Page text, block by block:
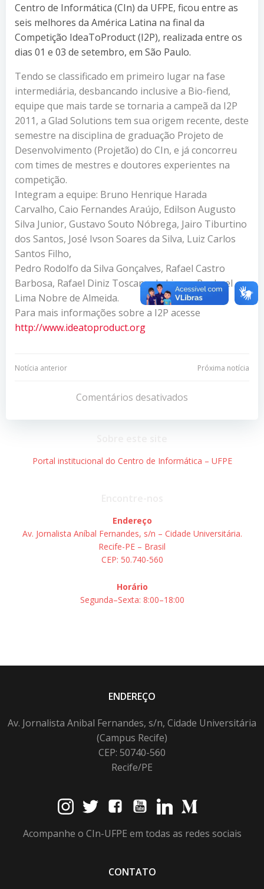
Centro de Informática (CIn) da UFPE, ficou entre as
seis melhores da América Latina na final da
Competição IdeaToProduct (I2P), realizada entre os
dias 01 e 03 de setembro, em São Paulo.
Tendo se classificado em primeiro lugar na fase
intermediária, desbancando inclusive a Bio-fiend,
equipe que mais tarde se tornaria a campeã da I2P
2011, a Glad Solutions tem sua origem recente, deste
semestre na disciplina de graduação Projeto de
Desenvolvimento (Projetão) do CIn, e já concorreu
com times de mestres e doutores experientes na
competição.
Integram a equipe: Bruno Henrique Harada
Carvalho, Caio Fernandes Araújo, Edilson Augusto
Silva Junior, Gustavo Souto Nóbrega, Jairo Tiburtino
dos Santos, José Ivson Soares da Silva, Luiz Carlos
Santos Filho,
Pedro Rodolfo da Silva Gonçalves, Rafael Castro
Barbosa, Rafael Diniz Toscano de Lima e Raphael
Lima Nobre de Almeida.
Para mais informações sobre a I2P acesse
http://www.ideatoproduct.org
Navegação
Post
Notícia anterior
Navegação
de
Post
Próxima notícia
Comentários desativados
Portal institucional do Centro de Informática – UFPE
Endereço
Av. Jornalista Aníbal Fernandes, s/n – Cidade Universitária.
Recife-PE – Brasil
CEP: 50.740-560
Horário
Segunda–Sexta: 8:00–18:00
ENDEREÇO
Av. Jornalista Anibal Fernandes, s/n, Cidade Universitária
(Campus Recife)
CEP: 50740-560
Recife/PE
Acompanhe o CIn-UFPE em todas as redes sociais
CONTATO